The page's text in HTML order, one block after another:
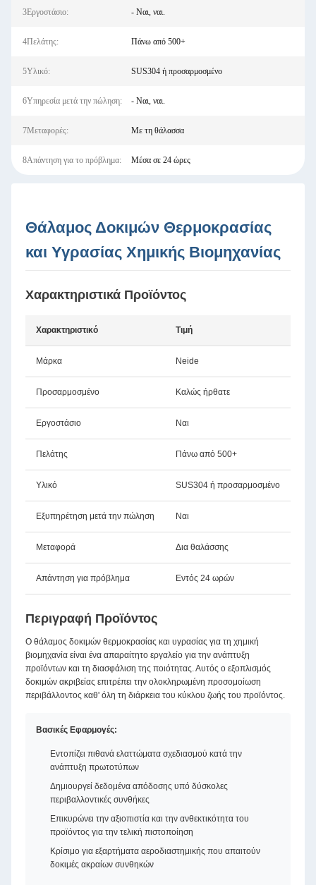
3Εργοστάσιο: - Ναι, ναι.
4Πελάτης: Πάνω από 500+
5Υλικό: SUS304 ή προσαρμοσμένο
6Υπηρεσία μετά την πώληση: - Ναι, ναι.
7Μεταφορές: Με τη θάλασσα
8Απάντηση για το πρόβλημα: Μέσα σε 24 ώρες
Θάλαμος Δοκιμών Θερμοκρασίας
και Υγρασίας Χημικής Βιομηχανίας
Χαρακτηριστικά Προϊόντος
Χαρακτηριστικό Τιμή
Μάρκα Neide
Προσαρμοσμένο Καλώς ήρθατε
Εργοστάσιο Ναι
Πελάτης Πάνω από 500+
Υλικό SUS304 ή προσαρμοσμένο
Εξυπηρέτηση μετά την πώληση Ναι
Μεταφορά Δια θαλάσσης
Απάντηση για πρόβλημα Εντός 24 ωρών
Περιγραφή Προϊόντος
Ο θάλαμος δοκιμών θερμοκρασίας και υγρασίας για τη χημική
βιομηχανία είναι ένα απαραίτητο εργαλείο για την ανάπτυξη
προϊόντων και τη διασφάλιση της ποιότητας. Αυτός ο εξοπλισμός
δοκιμών ακριβείας επιτρέπει την ολοκληρωμένη προσομοίωση
περιβάλλοντος καθ' όλη τη διάρκεια του κύκλου ζωής του προϊόντος.
Βασικές Εφαρμογές:
Εντοπίζει πιθανά ελαττώματα σχεδιασμού κατά την
ανάπτυξη πρωτοτύπων
Δημιουργεί δεδομένα απόδοσης υπό δύσκολες
περιβαλλοντικές συνθήκες
Επικυρώνει την αξιοπιστία και την ανθεκτικότητα του
προϊόντος για την τελική πιστοποίηση
Κρίσιμο για εξαρτήματα αεροδιαστημικής που απαιτούν
δοκιμές ακραίων συνθηκών